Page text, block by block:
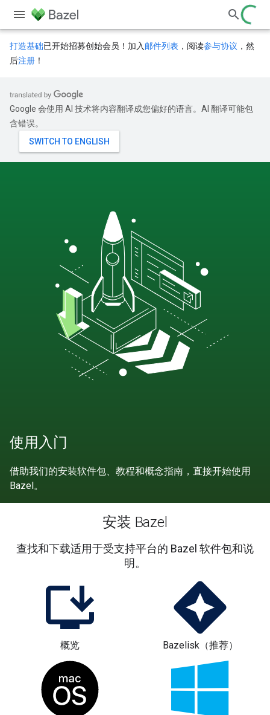
打造基础已开始招募创始会员！加入 邮件列表 ，阅读参与协议 ，然
后注册 ！
Google 会使用 AI 技术将内容翻译成您偏好的语言。AI 翻译可能包
含错误。
使用入门
借助我们的安装软件包、教程和概念指南，直接开始使用
Bazel。
安装 Bazel
查找和下载适用于受支持平台的 Bazel 软件包和说
明。
概览 Bazelisk（推荐）